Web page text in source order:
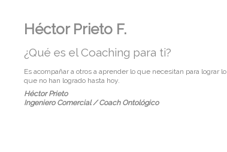
Héctor Prieto F.
¿Qué es el Coaching para ti?
Es acompañar a otros a aprender lo que necesitan para lograr lo
que no han logrado hasta hoy.
Héctor Prieto
Ingeniero Comercial / Coach Ontológico